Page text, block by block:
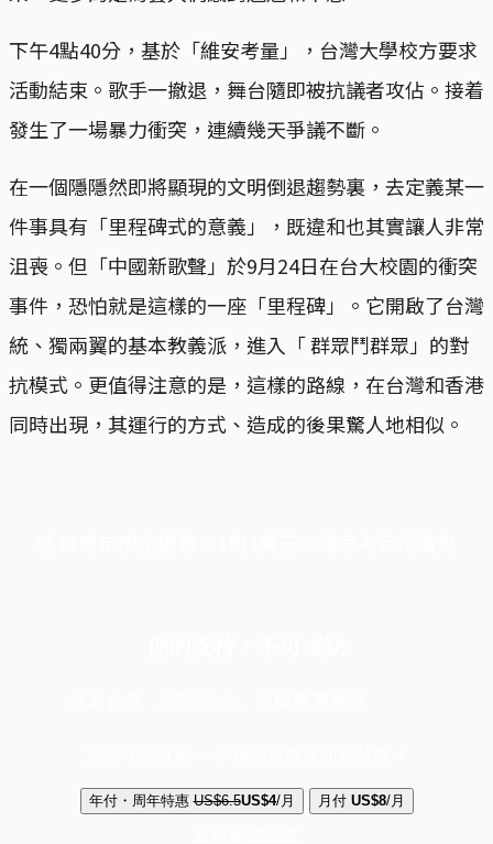
下午4點40分，基於「維安考量」，台灣大學校方要求
活動結束。歌手一撤退，舞台隨即被抗議者攻佔。接着
發生了一場暴力衝突，連續幾天爭議不斷。
在一個隱隱然即將顯現的文明倒退趨勢裏，去定義某一
件事具有「里程碑式的意義」，既違和也其實讓人非常
沮喪。但「中國新歌聲」於9月24日在台大校園的衝突
事件，恐怕就是這樣的一座「里程碑」。它開啟了台灣
統、獨兩翼的基本教義派，進入「 群眾鬥群眾」的對
抗模式。更值得注意的是，這樣的路線，在台灣和香港
同時出現，其運行的方式、造成的後果驚人地相似。
年付・周年特惠 US$6.5US$4/月 月付 US$8/月